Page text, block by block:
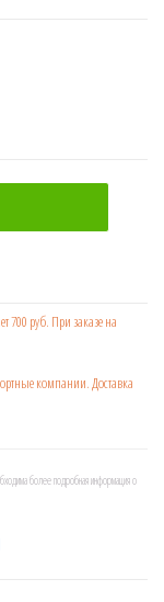
Драже в
700 руб. При заказе на
компании. Доставка
более подробная информация о